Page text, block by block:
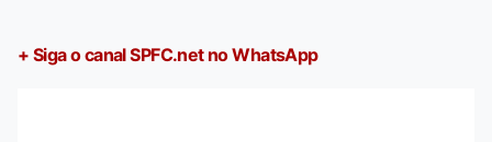
+ Siga o canal SPFC.net no WhatsApp